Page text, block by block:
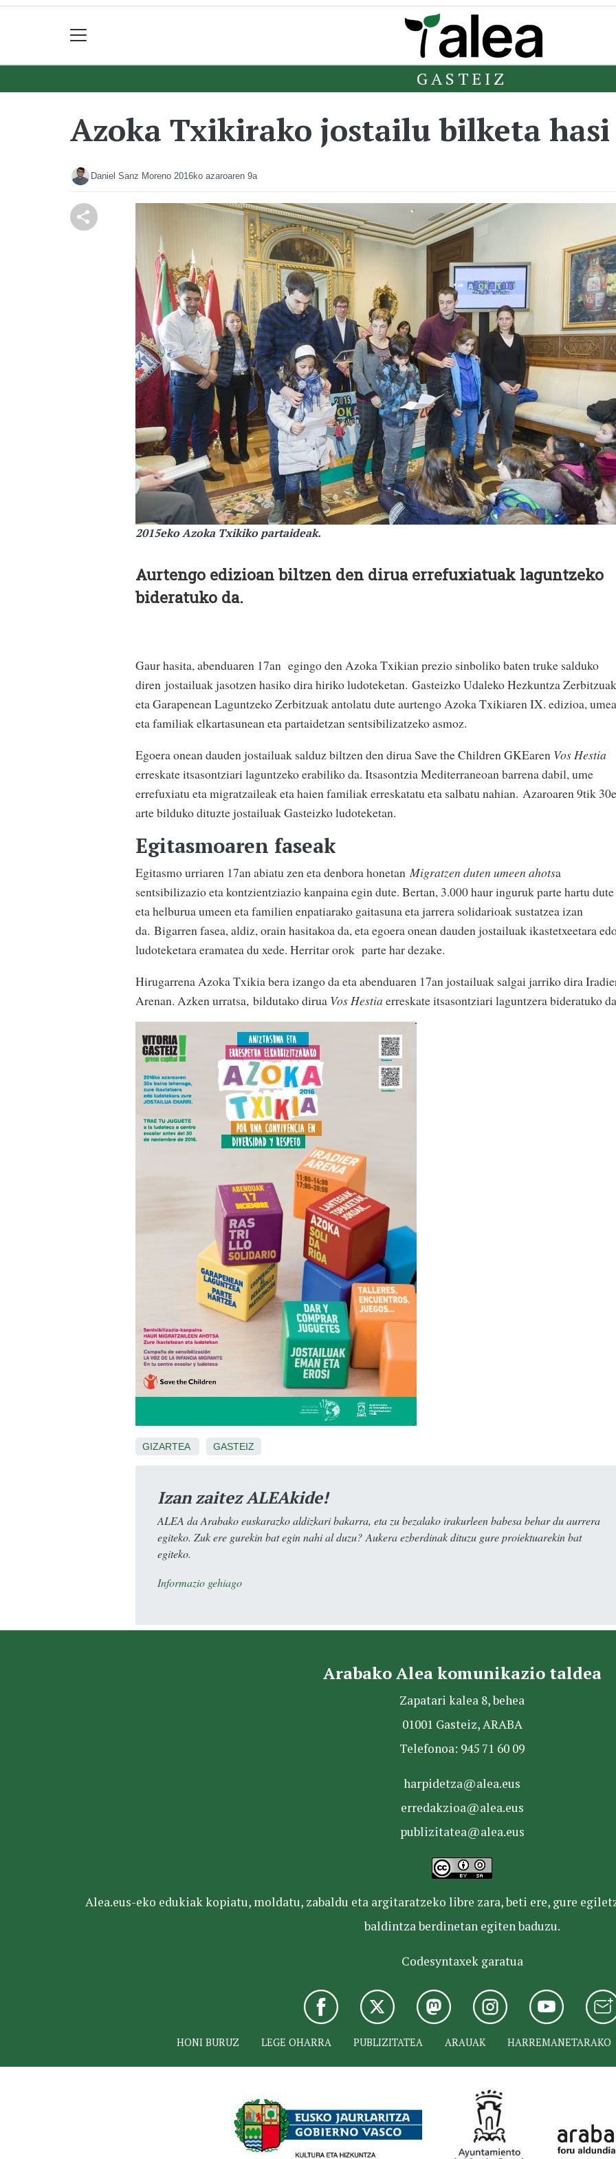
GASTEIZ
Azoka Txikirako jostailu bilketa hasi
Daniel Sanz Moreno 2016ko azaroaren 9a
2015eko Azoka Txikiko partaideak.
Aurtengo edizioan biltzen den dirua errefuxiatuak laguntzeko
bideratuko da.
Gaur hasita, abenduaren 17an egingo den Azoka Txikian prezio sinboliko baten truke salduko
diren jostailuak jasotzen hasiko dira hiriko ludoteketan. Gasteizko Udaleko Hezkuntza Zerbitzuak
eta Garapenean Laguntzeko Zerbitzuak antolatu dute aurtengo Azoka Txikiaren IX. edizioa,
eta familiak elkartasunean eta partaidetzan sentsibilizatzeko asmoz.
Egoera onean dauden jostailuak salduz biltzen den dirua Save the Children GKEaren Vos Hestia
erreskate itsasontziari laguntzeko erabiliko da. Itsasontzia Mediterraneoan barrena dabil, ume
errefuxiatu eta migratzaileak eta haien familiak erreskatatu eta salbatu nahian. Azaroaren 9tik
arte bilduko dituzte jostailuak Gasteizko ludoteketan.
Egitasmoaren faseak
Egitasmo urriaren 17an abiatu zen eta denbora honetan Migratzen duten umeen ahotsa
sentsibilizazio eta kontzientziazio kanpaina egin dute. Bertan, 3.000 haur inguruk parte hartu dute
eta helburua umeen eta familien enpatiarako gaitasuna eta jarrera solidarioak sustatzea izan
da. Bigarren fasea, aldiz, orain hasitakoa da, eta egoera onean dauden jostailuak ikastetxeetara
ludoteketara eramatea du xede. Herritar orok parte har dezake.
Hirugarrena Azoka Txikia bera izango da eta abenduaren 17an jostailuak salgai jarriko dira
Arenan. Azken urratsa, bildutako dirua Vos Hestia erreskate itsasontziari laguntzera bideratuko
GIZARTEA GASTEIZ
Izan zaitez ALEAkide!
ALEA da Arabako euskarazko aldizkari bakarra, eta zu bezalako irakurleen babesa behar du aurrera
egiteko. Zuk ere gurekin bat egin nahi al duzu? Aukera ezberdinak dituzu gure proiektuarekin bat
egiteko.
Informazio gehiago
Arabako Alea komunikazio taldea
Zapatari kalea 8, behea
01001 Gasteiz, ARABA
Telefonoa: 945 71 60 09
harpidetza@alea.eus
erredakzioa@alea.eus
publizitatea@alea.eus
Alea.eus-eko edukiak kopiatu, moldatu, zabaldu eta argitaratzeko libre zara, beti ere, gure
baldintza berdinetan egiten baduzu.
Codesyntaxek garatua
HONI BURUZ LEGE OHARRA PUBLIZITATEA ARAUAK HARREMANETARAKO